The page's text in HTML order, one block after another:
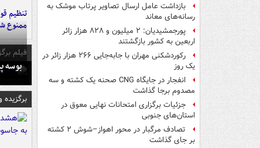
بازداشت عامل ارسال تصاویر پرتاب موشک به
رسانه‌های معاند
پورجمشیدیان: ۲ میلیون و ۸۲۸ هزار زائر
اربعین به کشور بازگشتند
رکوردشکنی مهران با جابه‌جایی ۲۶۶ هزار زائر در
یک روز
انفجار در جایگاه CNG صحنه یک کشته و سه
مصدوم برجا گذاشت
جزئیات برگزاری امتحانات نهایی معوق در
استان‌های جنوبی
تصادف مرگبار در محور اهواز–شوش ۲ کشته
بر جای گذاشت
تنظیم
ممنوع
فیلم
بوسه‌